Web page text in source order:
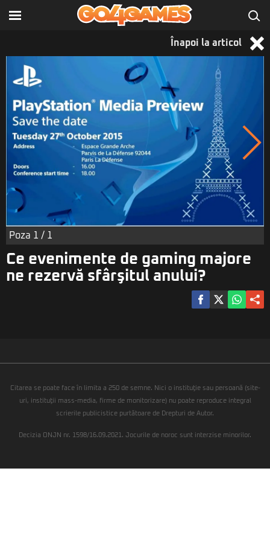
Înapoi la articol
Poza 1 / 1
Ce evenimente de gaming majore
ne rezervă sfârşitul anului?
Citarea se poate face în limita a 250 de semne. Nici o instituţie sau persoană (site-
uri, instituţii mass-media, firme de monitorizare) nu poate reproduce integral
scrierile publicistice purtătoare de Drepturi de Autor.
Decizia ONJN nr. 1598/16.09.2021. Jocurile de noroc sunt interzise minorilor.